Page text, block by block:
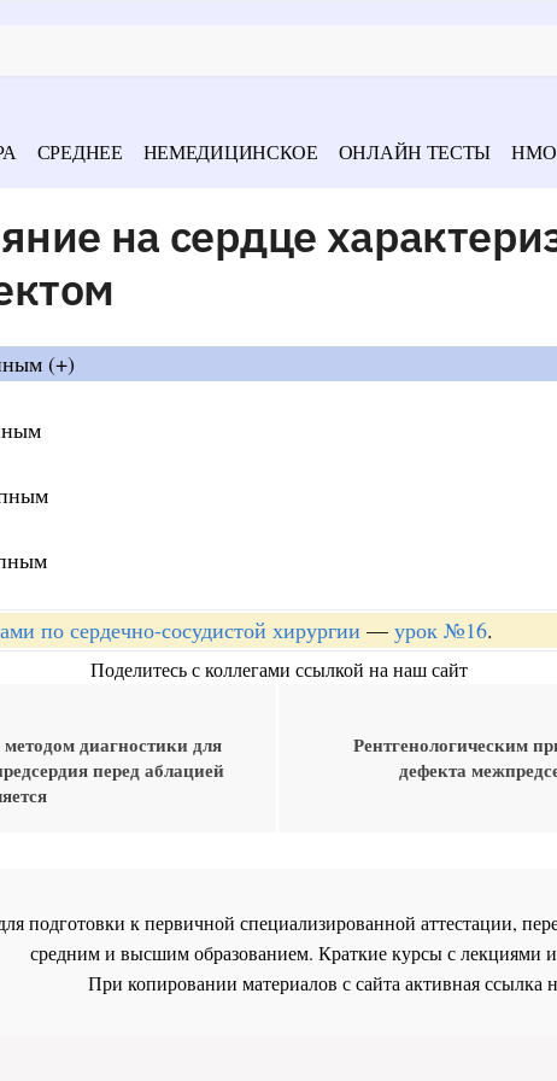
СРЕДНЕЕ НЕМЕДИЦИНСКОЕ ОНЛАЙН ТЕСТЫ НМО
на сердце
(+)
по сердечно-сосудистой хирургии — урок №16.
Поделитесь с коллегами ссылкой на наш сайт
диагностики для
перед аблацией
Рентгенологическим
дефекта
подготовки к первичной специализированной аттестации,
средним и высшим образованием. Краткие курсы с лекциями
При копировании материалов с сайта активная ссылка